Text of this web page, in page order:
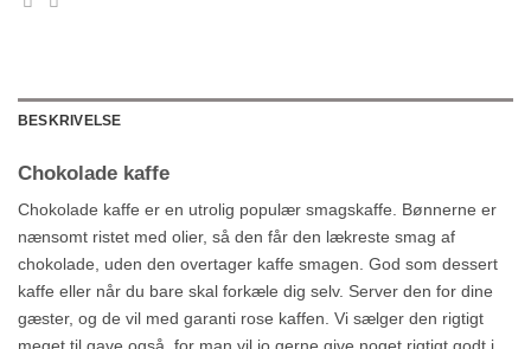
BESKRIVELSE
Chokolade kaffe
Chokolade kaffe er en utrolig populær smagskaffe. Bønnerne er
nænsomt ristet med olier, så den får den lækreste smag af
chokolade, uden den overtager kaffe smagen. God som dessert
kaffe eller når du bare skal forkæle dig selv. Server den for dine
gæster, og de vil med garanti rose kaffen. Vi sælger den rigtigt